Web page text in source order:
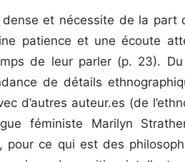
et nécessite de la part
patience et une écoute
de leur parler (p. 23).
de détails
d’autres auteur.es (de
féministe Marilyn
pour ce qui est des